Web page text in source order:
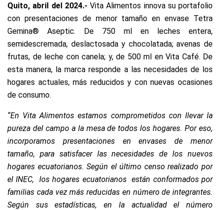
Quito, abril del 2024.- Vita Alimentos innova su portafolio
con presentaciones de menor tamaño en envase Tetra
Gemina® Aseptic. De 750 ml en leches entera,
semidescremada, deslactosada y chocolatada; avenas de
frutas, de leche con canela; y, de 500 ml en Vita Café. De
esta manera, la marca responde a las necesidades de los
hogares actuales, más reducidos y con nuevas ocasiones
de consumo.
“En Vita Alimentos estamos comprometidos con llevar la
pureza del campo a la mesa de todos los hogares. Por eso,
incorporamos presentaciones en envases de menor
tamaño, para satisfacer las necesidades de los nuevos
hogares ecuatorianos. Según el último censo realizado por
el INEC, los hogares ecuatorianos están conformados por
familias cada vez más reducidas en número de integrantes.
Según sus estadísticas, en la actualidad el número